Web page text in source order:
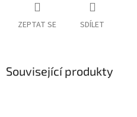
ZEPTAT SE SDÍLET
Související produkty